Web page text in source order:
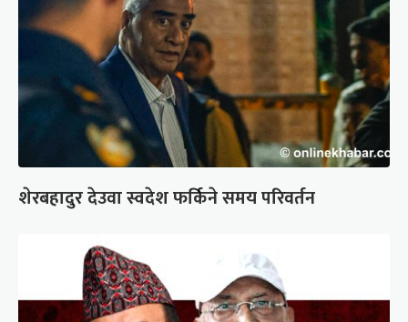
शेरबहादुर देउवा स्वदेश फर्किने समय परिवर्तन